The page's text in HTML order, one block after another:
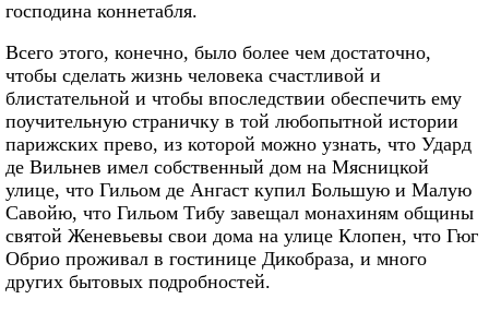
господина коннетабля.
Всего этого, конечно, было более чем достаточно,
чтобы сделать жизнь человека счастливой и
блистательной и чтобы впоследствии обеспечить ему
поучительную страничку в той любопытной истории
парижских прево, из которой можно узнать, что Удард
де Вильнев имел собственный дом на Мясницкой
улице, что Гильом де Ангаст купил Большую и Малую
Савойю, что Гильом Тибу завещал монахиням общины
святой Женевьевы свои дома на улице Клопен, что Гюг
Обрио проживал в гостинице Дикобраза, и много
других бытовых подробностей.